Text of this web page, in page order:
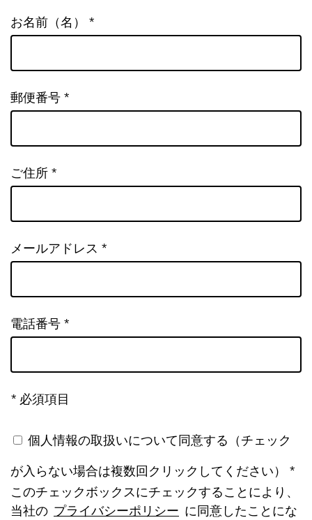
お名前（名） *
郵便番号 *
ご住所 *
メールアドレス *
電話番号 *
* 必須項目
個人情報の取扱いについて同意する（チェック
が入らない場合は複数回クリックしてください） *
このチェックボックスにチェックすることにより、
当社の プライバシーポリシー に同意したことにな